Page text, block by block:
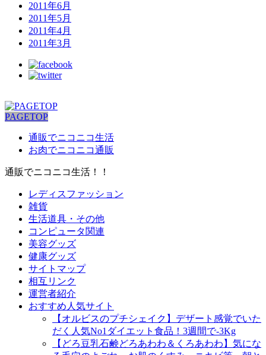
2011年6月
2011年5月
2011年4月
2011年3月
PAGETOP
通販でニコニコ生活
お肉でニコニコ通販
通販でニコニコ生活！！
レディスファッション
雑貨
生活道具・その他
コンピュータ関連
美容グッズ
健康グッズ
サイトマップ
相互リンク
運営者紹介
おすすめ人気サイト
【オルビスのプチシェイク】デザート感覚でいた
だく人気No1ダイエット食品！3週間で-3Kg
【どろ豆乳石鹸どろあわわ＆くろあわわ】気にな